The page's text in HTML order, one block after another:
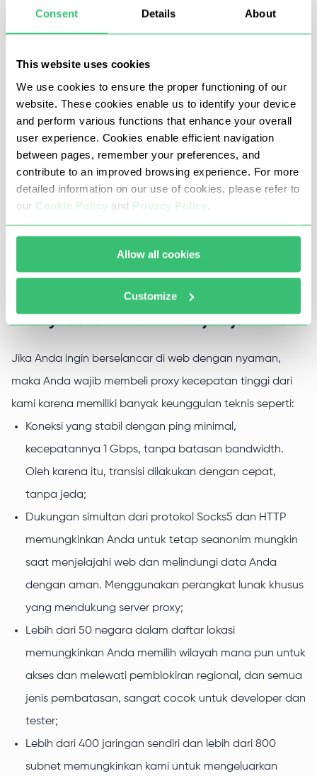
Consent Details About
This website uses cookies
We use cookies to ensure the proper functioning of our
website. These cookies enable us to identify your device
and perform various functions that enhance your overall
user experience. Cookies enable efficient navigation
between pages, remember your preferences, and
contribute to an improved browsing experience. For more
detailed information on our use of cookies, please refer to
our Cookie Policy and Privacy Policy
Allow all cookies
Customize
atau dilarang;
Mendapatkan koneksi berkecepatan tinggi yang stabil
dengan ping minimal;
Menggunakan perangkat lunak khusus multi-threaded
(bot) untuk menghasilkan uang dari penjelajahan web;
Mempercepat promosi profil dan website Anda;
Melewati pembatasan regional dan pemblokiran ISP,
tersambung ke sumber daya yang diinginkan dari
mana saja di dunia;
arbitration.
Keunggulan private proxy dari
Proxy-seller untuk menjelajahi web
Jika Anda ingin berselancar di web dengan nyaman,
maka Anda wajib membeli proxy kecepatan tinggi dari
kami karena memiliki banyak keunggulan teknis seperti:
Koneksi yang stabil dengan ping minimal,
kecepatannya 1 Gbps, tanpa batasan bandwidth.
Oleh karena itu, transisi dilakukan dengan cepat,
tanpa jeda;
Dukungan simultan dari protokol Socks5 dan HTTP
memungkinkan Anda untuk tetap seanonim mungkin
saat menjelajahi web dan melindungi data Anda
dengan aman. Menggunakan perangkat lunak khusus
yang mendukung server proxy;
Lebih dari 50 negara dalam daftar lokasi
memungkinkan Anda memilih wilayah mana pun untuk
akses dan melewati pemblokiran regional, dan semua
jenis pembatasan, sangat cocok untuk developer dan
tester;
Lebih dari 400 jaringan sendiri dan lebih dari 800
subnet memungkinkan kami untuk mengeluarkan